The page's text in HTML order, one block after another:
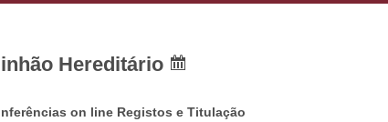
Hereditário
on line Registos e Titulação